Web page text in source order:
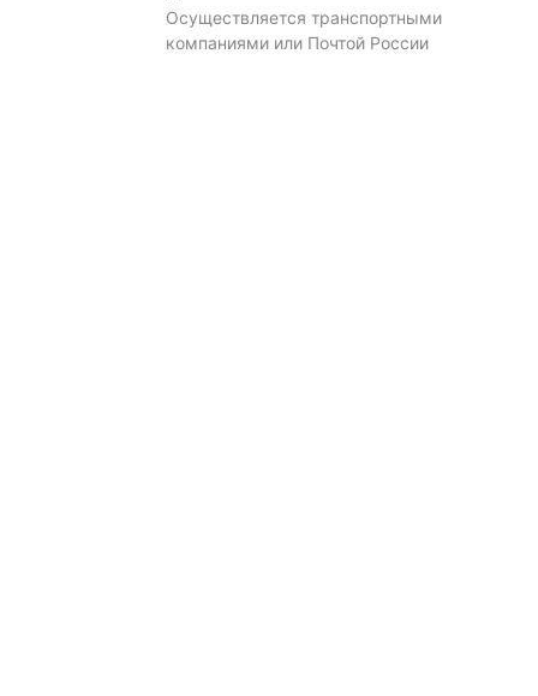
Осуществляется транспортными
компаниями или Почтой России